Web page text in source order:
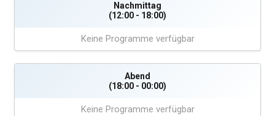
Nachmittag
(12:00 - 18:00)
Keine Programme verfügbar
Abend
(18:00 - 00:00)
Keine Programme verfügbar